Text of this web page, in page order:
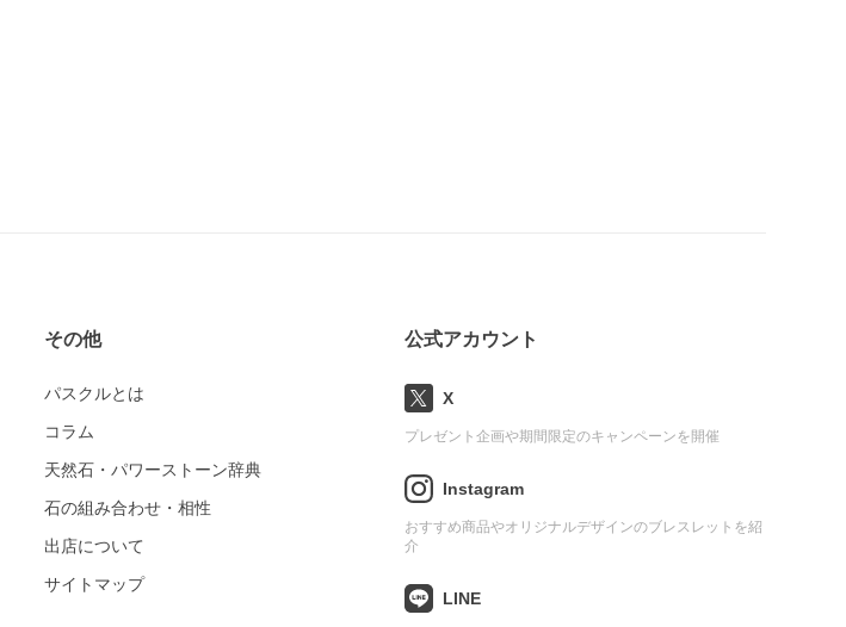
その他
パスクルとは
コラム
天然石・パワーストーン辞典
石の組み合わせ・相性
出店について
サイトマップ
公式アカウント
X
プレゼント企画や期間限定のキャンペーンを開催
Instagram
おすすめ商品やオリジナルデザインのブレスレットを紹
介
LINE